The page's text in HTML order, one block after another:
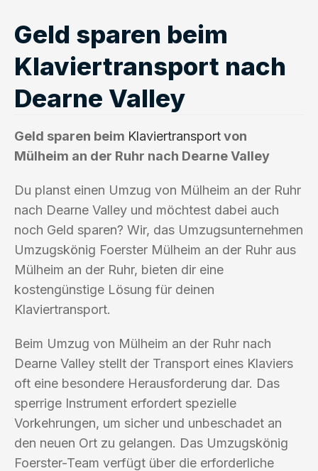
Geld sparen beim
Klaviertransport nach
Dearne Valley
Geld sparen beim Klaviertransportvon
Mülheim an der Ruhr nach Dearne Valley
Du planst einen Umzug von Mülheim an der Ruhr
nach Dearne Valley und möchtest dabei auch
noch Geld sparen? Wir, das Umzugsunternehmen
Umzugskönig Foerster Mülheim an der Ruhr aus
Mülheim an der Ruhr, bieten dir eine
kostengünstige Lösung für deinen
Klaviertransport.
Beim Umzug von Mülheim an der Ruhr nach
Dearne Valley stellt der Transport eines Klaviers
oft eine besondere Herausforderung dar. Das
sperrige Instrument erfordert spezielle
Vorkehrungen, um sicher und unbeschadet an
den neuen Ort zu gelangen. Das Umzugskönig
Foerster-Team verfügt über die erforderliche